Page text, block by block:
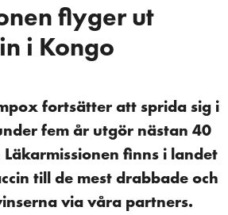
flyger ut
i Kongo
fortsätter att sprida sig i
fem år utgör nästan 40
finns i landet
till de mest drabbade och
via våra partners.